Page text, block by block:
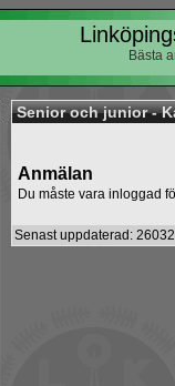
Bästa
Senior och junior -
Anmälan
Du måste vara inloggad
Senast uppdaterad: